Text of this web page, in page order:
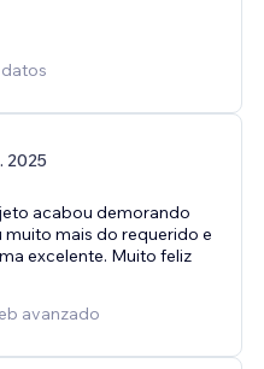
2025
acabou demorando
muito mais do requerido e
excelente. Muito feliz
avanzado